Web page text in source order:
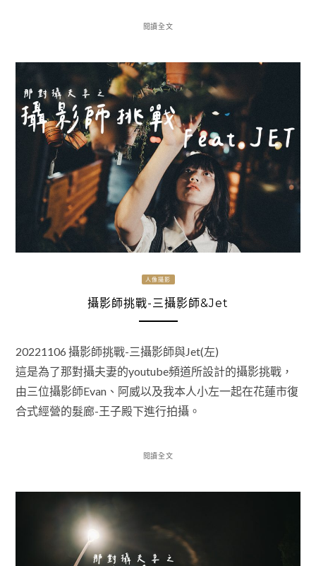
閱讀全文
人像攝影
攝影師挑戰-三攝影師&Jet
20221106 攝影師挑戰-三攝影師與Jet(左)
這是為了那對攝夫妻的youtube頻道所設計的攝影挑戰，
由三位攝影師Evan、阿威以及我本人小左一起在花蓮市復
合式經營的髮廊-王子殿下進行拍攝。
閱讀全文